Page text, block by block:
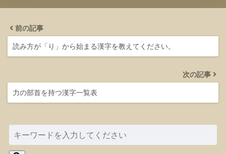
前の記事
読み方が「り」から始まる漢字を教えてください。
次の記事
力の部首を持つ漢字一覧表